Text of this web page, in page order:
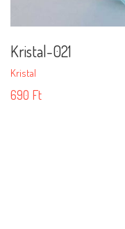
Kristal-021
Kristal
690 Ft